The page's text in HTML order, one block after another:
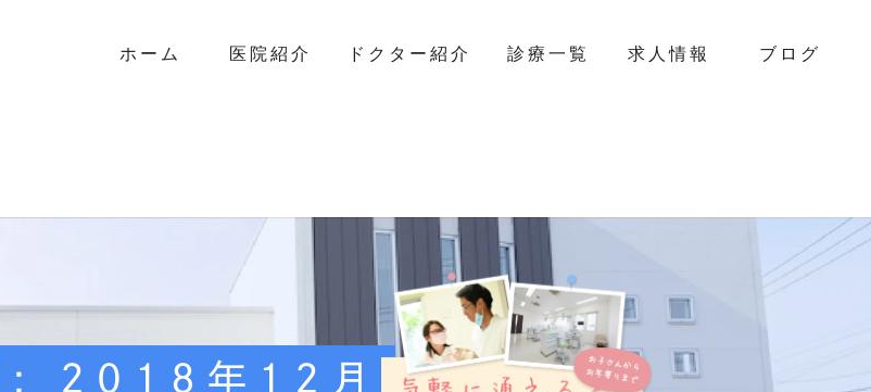
ホーム 医院紹介 ドクター紹介 診療一覧 求人情報 ブログ
: 2018年12月